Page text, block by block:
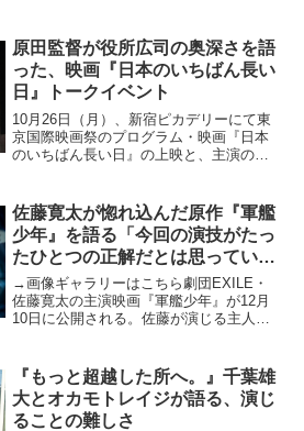
そ松さん」を原作とした舞台「...
原田監督が役所広司の奥深さを語
った、映画『日本のいちばん長い
日』トークイベント
10月26日（月）、新宿ピカデリーにて東
京国際映画祭のプログラム・映画『日本
のいちばん長い日』の上映と、主演の役
名小説を原作に、陸軍大将・阿南惟幾を
中心とした実在の人物...
佐藤寛太が惚れ込んだ原作『軍艦
少年』を語る「今回の演技がたっ
たひとつの正解だとは思っていな
い」
→画像ギャラリーはこちら劇団EXILE・
佐藤寛太の主演映画『軍艦少年』が12月
10日に公開される。佐藤が演じる主人
地に暮らす高校生。父の玄海（加藤雅
也）は、最愛の妻・小...
『もっと超越した所へ。』千葉雄
大とオカモトレイジが語る、演じ
ることの難しさ